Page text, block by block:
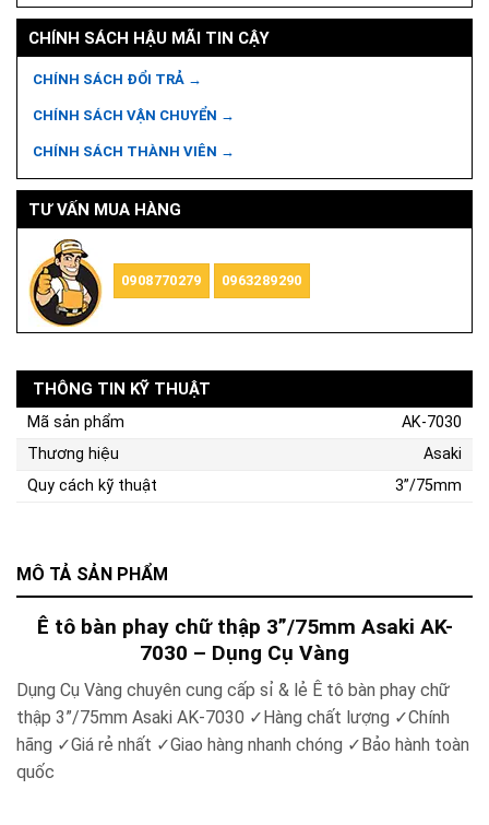
CHÍNH SÁCH HẬU MÃI TIN CẬY
CHÍNH SÁCH ĐỔI TRẢ →
CHÍNH SÁCH VẬN CHUYỂN →
CHÍNH SÁCH THÀNH VIÊN →
TƯ VẤN MUA HÀNG
0908770279 0963289290
MÔ TẢ SẢN PHẨM
Ê tô bàn phay chữ thập 3”/75mm Asaki AK-
7030 – Dụng Cụ Vàng
Dụng Cụ Vàng chuyên cung cấp sỉ & lẻ Ê tô bàn phay chữ
thập 3”/75mm Asaki AK-7030 ✓ Hàng chất lượng ✓Chính
hãng ✓Giá rẻ nhất ✓Giao hàng nhanh chóng ✓ Bảo hành toàn
quốc
THÔNG TIN KỸ THUẬT
Mã sản phẩm
AK-7030
Thương hiệu
Asaki
Quy cách kỹ thuật
3”/75mm